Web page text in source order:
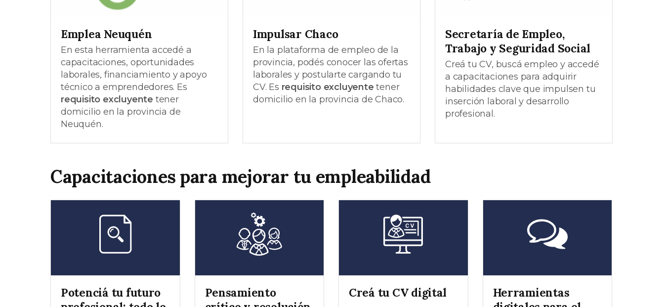
Emplea Neuquén
En esta herramienta accedé a
capacitaciones, oportunidades
laborales, financiamiento y apoyo
técnico a emprendedores. Es
requisito excluyente tener
domicilio en la provincia de
Neuquén.
Impulsar Chaco
En la plataforma de empleo de la
provincia, podés conocer las ofertas
laborales y postularte cargando tu
CV. Es requisito excluyente tener
domicilio en la provincia de Chaco.
Secretaría de Empleo,
Trabajo y Seguridad Social
Creá tu CV, buscá empleo y accedé
a capacitaciones para adquirir
habilidades clave que impulsen tu
inserción laboral y desarrollo
profesional.
Capacitaciones para mejorar tu empleabilidad
Potenciá tu futuro
Pensamiento
Creá tu CV digital
Herramientas